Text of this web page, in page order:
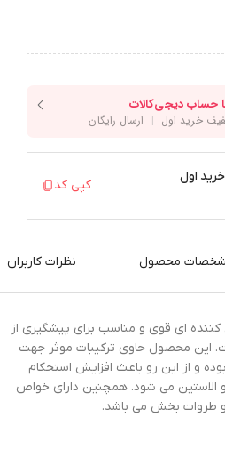
اول
کپی کد
محصول نظرات کاربران
ای قوی و مناسب برای پیشگیری از
این محصول حاوی ترکیبات موثر جهت
و از این رو باعث افزایش استحکام
می شود. همچنین دارای خواص
طروات بخش می باشد.